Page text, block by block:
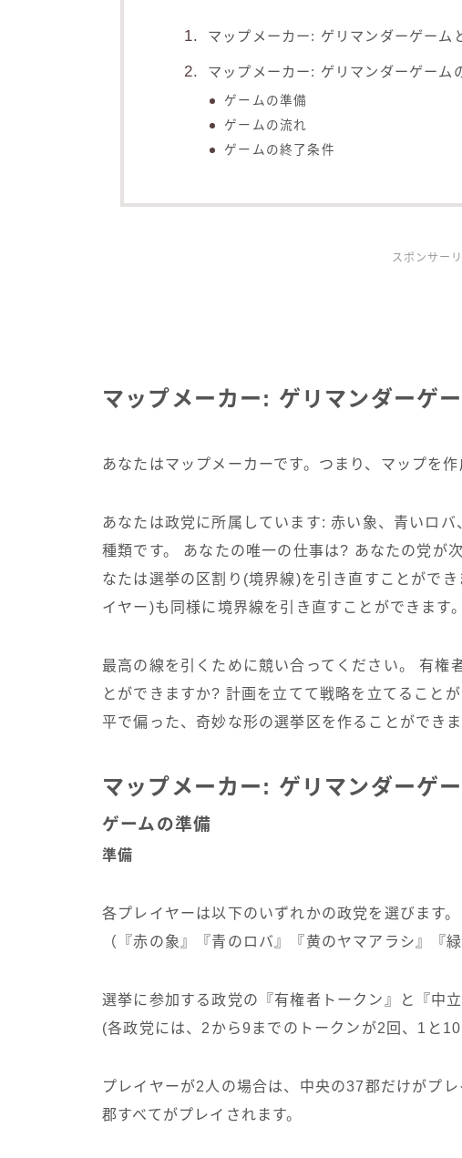
マップメーカー: ゲリマンダーゲーム
マップメーカー: ゲリマンダーゲーム
ゲームの準備
ゲームの流れ
ゲームの終了条件
スポンサー
マップメーカー: ゲリマンダーゲ
あなたはマップメーカーです。つまり、マップを
あなたは政党に所属しています: 赤い象、青いロ
種類です。 あなたの唯一の仕事は? あなたの党が
なたは選挙の区割り(境界線)を引き直すことがで
イヤー)も同様に境界線を引き直すことができます。
最高の線を引くために競い合ってください。 有権
とができますか? 計画を立てて戦略を立てること
平で偏った、奇妙な形の選挙区を作ることができ
マップメーカー: ゲリマンダーゲ
ゲームの準備
準備
各プレイヤーは以下のいずれかの政党を選びます
（『赤の象』『青のロバ』『黄のヤマアラシ』『緑
選挙に参加する政党の『有権者トークン』と『中
(各政党には、2から9までのトークンが2回、1と10
プレイヤーが2人の場合は、中央の37郡だけがプ
郡すべてがプレイされます。